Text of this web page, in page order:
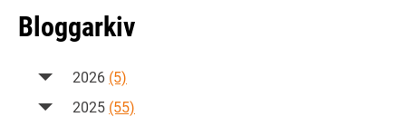
Bloggarkiv
2026 (5)
2025 (55)